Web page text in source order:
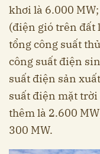
khơi là 6.000
(điện gió trên đất
tổng công suất
công suất điện
suất điện sản
suất điện mặt
thêm là 2.600
300 MW.